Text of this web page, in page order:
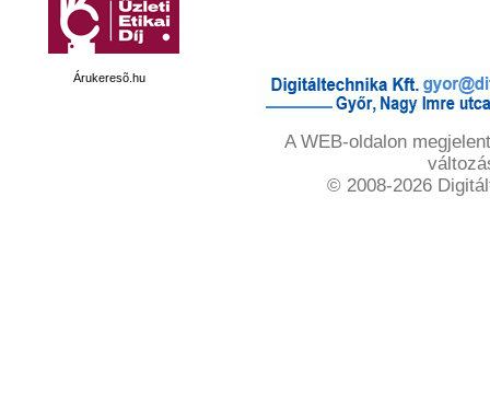
Árukeresõ.hu
A WEB-oldalon
© 2008-2026